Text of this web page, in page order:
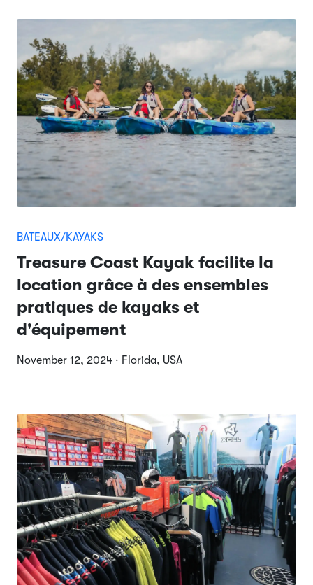
BATEAUX/KAYAKS
Treasure Coast Kayak facilite la
location grâce à des ensembles
pratiques de kayaks et
d'équipement
November 12, 2024 · Florida, USA